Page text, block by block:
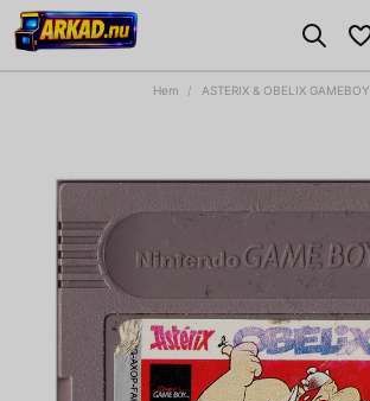
Hem ASTERIX & OBELIX GAMEBOY